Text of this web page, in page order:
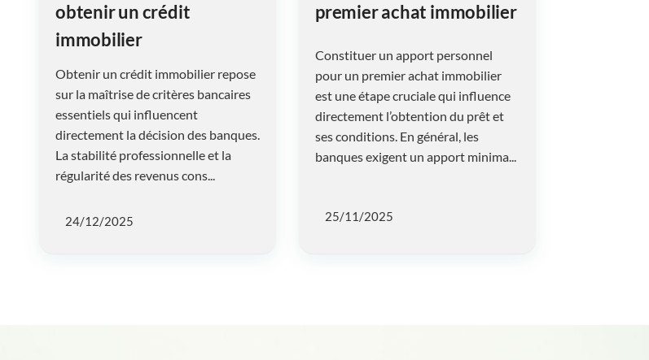
obtenir un crédit
immobilier
Obtenir un crédit immobilier repose
sur la maîtrise de critères bancaires
essentiels qui influencent
directement la décision des banques.
La stabilité professionnelle et la
régularité des revenus cons...
24/12/2025
premier achat immobilier
Constituer un apport personnel
pour un premier achat immobilier
est une étape cruciale qui influence
directement l’obtention du prêt et
ses conditions. En général, les
banques exigent un apport minima...
25/11/2025